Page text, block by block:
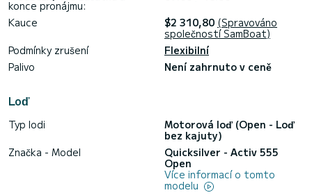
konce pronájmu:
Kauce
$2 310,80 (Spravováno
společností SamBoat)
Podmínky zrušení
Flexibilní
Palivo
Není zahrnuto v ceně
Loď
Typ lodi
Motorová loď (Open - Loď
bez kajuty)
Značka - Model
Quicksilver - Activ 555
Open
Více informací o tomto
modelu